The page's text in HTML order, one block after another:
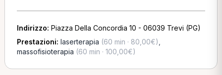
Indirizzo: Piazza Della Concordia 10 - 06039 Trevi (PG)
Prestazioni: laserterapia (60 min · 80,00€)
massofisioterapia (60 min · 100,00€)